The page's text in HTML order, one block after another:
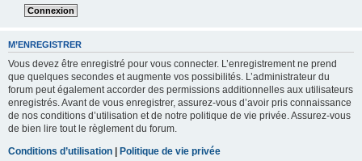
M’ENREGISTRER
Vous devez être enregistré pour vous connecter. L’enregistrement ne prend
que quelques secondes et augmente vos possibilités. L’administrateur du
forum peut également accorder des permissions additionnelles aux utilisateurs
enregistrés. Avant de vous enregistrer, assurez-vous d’avoir pris connaissance
de nos conditions d’utilisation et de notre politique de vie privée. Assurez-vous
de bien lire tout le règlement du forum.
Conditions d’utilisation | Politique de vie privée